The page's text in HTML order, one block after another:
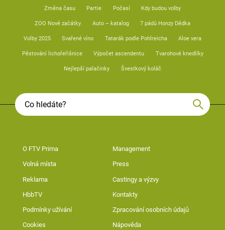
Změna času Partie Počasí Kdy budou volby
ZOO Nové začátky Auto – katalog 7 pádů Honzy Dědka
Volby 2025 Svařené víno Tatarák podle Pohlreicha Aloe vera
Pěstování lichořeřišnice Výpočet ascendentu Tvarohové knedlíky
Nejlepší palačinky Švestkový koláč
O FTV Prima Management
Volná místa Press
Reklama Castingy a výzvy
HbbTV Kontakty
Podmínky užívání Zpracování osobních údajů
Cookies Nápověda